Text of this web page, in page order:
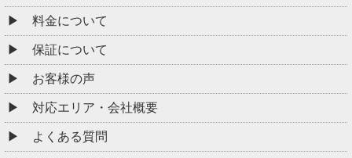
料金について
保証について
お客様の声
対応エリア・会社概要
よくある質問